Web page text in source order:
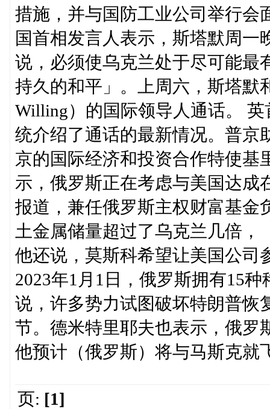
措施，并与国防工业公司举行会
国首相发言人表示，斯塔默周一
说，必须使乌克兰处于尽可能最
持久的和平」。上周六，斯塔默
Willing）的国际领导人通话。
统介绍了通话的最新情况。普京
京的国际经济和投资合作特使基
示，俄罗斯正在考虑与美国达成
报道，兼任俄罗斯主权财富基金
土金属储量超过了乌克兰几倍，
他还说，莫斯科希望让美国公司
2023年1月1日，俄罗斯拥有15
说，许多势力试图破坏特朗普恢
节。德米特里耶夫也表示，俄罗
他预计（俄罗斯）将与马斯克就
页: [1]